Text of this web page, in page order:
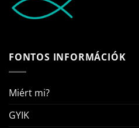
FONTOS INFORMÁCIÓK
Miért mi?
GYIK